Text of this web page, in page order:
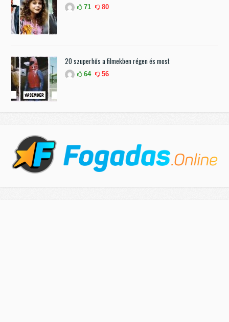
71 80
20 szuperhős a filmekben régen és most
64 56